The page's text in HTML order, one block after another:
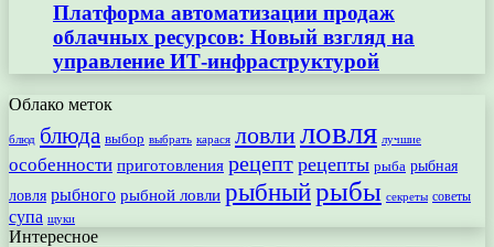
Платформа автоматизации продаж
облачных ресурсов: Новый взгляд на
управление ИТ-инфраструктурой
Облако меток
блюд блюда выбор выбрать карася ловлиловля лучшие
особенности приготовления рецепт рецепты рыба рыбная
ловля рыбного рыбной ловли рыбныйрыбы секреты советы
супа щуки
Интересное